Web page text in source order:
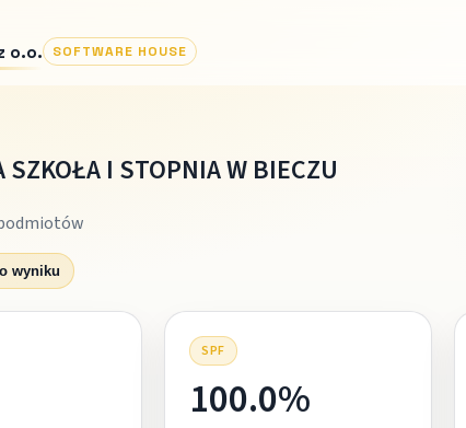
o.o. SOFTWARE HOUSE
SZKOŁA I STOPNIA W BIECZU
wyniku
SPF
100.0%